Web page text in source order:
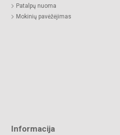
Patalpų nuoma
Mokinių pavėžėjimas
Informacija